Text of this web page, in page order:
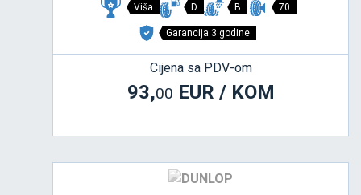
Viša D B 70
Garancija 3 godine
Cijena sa PDV-om
93,00 EUR / KOM